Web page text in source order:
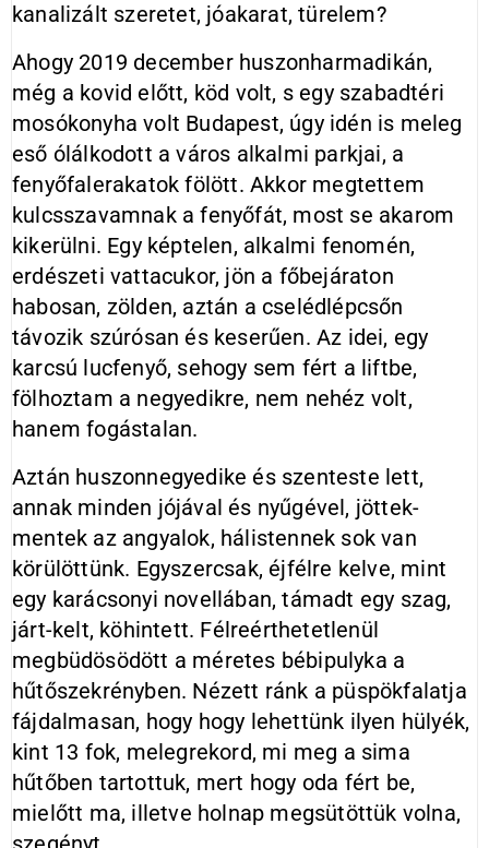
kanalizált szeretet, jóakarat, türelem?
Ahogy 2019 december huszonharmadikán,
még a kovid előtt, köd volt, s egy szabadtéri
mosókonyha volt Budapest, úgy idén is meleg
eső ólálkodott a város alkalmi parkjai, a
fenyőfalerakatok fölött. Akkor megtettem
kulcsszavamnak a fenyőfát, most se akarom
kikerülni. Egy képtelen, alkalmi fenomén,
erdészeti vattacukor, jön a főbejáraton
habosan, zölden, aztán a cselédlépcsőn
távozik szúrósan és keserűen. Az idei, egy
karcsú lucfenyő, sehogy sem fért a liftbe,
fölhoztam a negyedikre, nem nehéz volt,
hanem fogástalan.
Aztán huszonnegyedike és szenteste lett,
annak minden jójával és nyűgével, jöttek-
mentek az angyalok, hálistennek sok van
körülöttünk. Egyszercsak, éjfélre kelve, mint
egy karácsonyi novellában, támadt egy szag,
járt-kelt, köhintett. Félreérthetetlenül
megbüdösödött a méretes bébipulyka a
hűtőszekrényben. Nézett ránk a püspökfalatja
fájdalmasan, hogy hogy lehettünk ilyen hülyék,
kint 13 fok, melegrekord, mi meg a sima
hűtőben tartottuk, mert hogy oda fért be,
mielőtt ma, illetve holnap megsütöttük volna,